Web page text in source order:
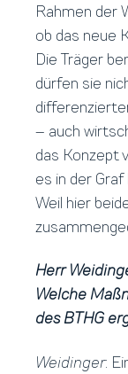
Rahmen der
ob das neue
Die Träger
dürfen sie
– auch
das Konzept
es in der
Weil hier
Herr
Welche
des BTHG
Weidinger: